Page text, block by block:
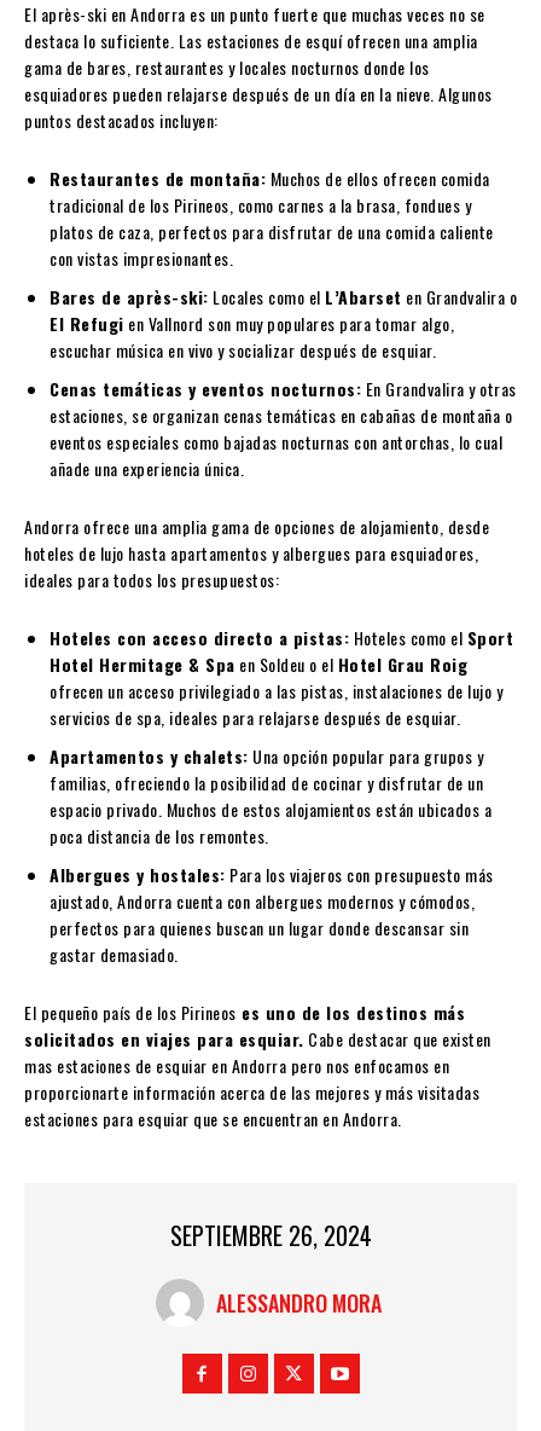
El après-ski en Andorra es un punto fuerte que muchas veces no se
destaca lo suficiente. Las estaciones de esquí ofrecen una amplia
gama de bares, restaurantes y locales nocturnos donde los
esquiadores pueden relajarse después de un día en la nieve. Algunos
puntos destacados incluyen:
Restaurantes de montaña: Muchos de ellos ofrecen comida
tradicional de los Pirineos, como carnes a la brasa, fondues y
platos de caza, perfectos para disfrutar de una comida caliente
con vistas impresionantes.
Bares de après-ski: Locales como el L’Abarset en Grandvalira o
El Refugi en Vallnord son muy populares para tomar algo,
escuchar música en vivo y socializar después de esquiar.
Cenas temáticas y eventos nocturnos: En Grandvalira y otras
estaciones, se organizan cenas temáticas en cabañas de montaña o
eventos especiales como bajadas nocturnas con antorchas, lo cual
añade una experiencia única.
Andorra ofrece una amplia gama de opciones de alojamiento, desde
hoteles de lujo hasta apartamentos y albergues para esquiadores,
ideales para todos los presupuestos:
Hoteles con acceso directo a pistas: Hoteles como el Sport
Hotel Hermitage & Spa en Soldeu o el Hotel Grau Roig
ofrecen un acceso privilegiado a las pistas, instalaciones de lujo y
servicios de spa, ideales para relajarse después de esquiar.
Apartamentos y chalets: Una opción popular para grupos y
familias, ofreciendo la posibilidad de cocinar y disfrutar de un
espacio privado. Muchos de estos alojamientos están ubicados a
poca distancia de los remontes.
Albergues y hostales: Para los viajeros con presupuesto más
ajustado, Andorra cuenta con albergues modernos y cómodos,
perfectos para quienes buscan un lugar donde descansar sin
gastar demasiado.
El pequeño país de los Pirineos es uno de los destinos más
solicitados en viajes para esquiar. Cabe destacar que existen
mas estaciones de esquiar en Andorra pero nos enfocamos en
proporcionarte información acerca de las mejores y más visitadas
estaciones para esquiar que se encuentran en Andorra.
SEPTIEMBRE 26, 2024
ALESSANDRO MORA